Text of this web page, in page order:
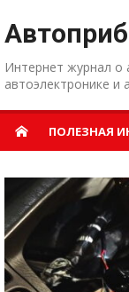
Интернет журнал о
автоэлектронике и
ПОЛЕЗНАЯ